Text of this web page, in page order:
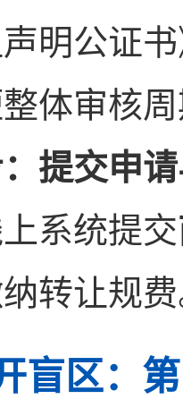
明公证
体审核
提交申
系统提交
转让规
盲区：